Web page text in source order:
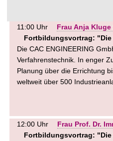
11:00 Uhr
Frau Anja Kluge
Fortbildungsvortrag:
Die CAC ENGINEERING
Verfahrenstechnik. In enger
Planung über die Errichtung
weltweit über 500
12:00 Uhr
Frau Prof. Dr.
Fortbildungsvortrag: